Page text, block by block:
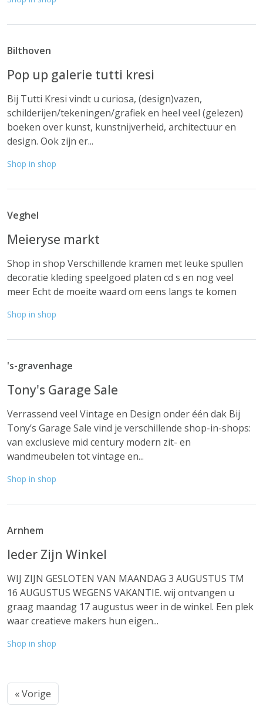
Bilthoven
Pop up galerie tutti kresi
Bij Tutti Kresi vindt u curiosa, (design)vazen,
schilderijen/tekeningen/grafiek en heel veel (gelezen)
boeken over kunst, kunstnijverheid, architectuur en
design. Ook zijn er...
Shop in shop
Veghel
Meieryse markt
Shop in shop Verschillende kramen met leuke spullen
decoratie kleding speelgoed platen cd s en nog veel
meer Echt de moeite waard om eens langs te komen
Shop in shop
's-gravenhage
Tony's Garage Sale
Verrassend veel Vintage en Design onder één dak Bij
Tony’s Garage Sale vind je verschillende shop-in-shops:
van exclusieve mid century modern zit- en
wandmeubelen tot vintage en...
Shop in shop
Arnhem
Ieder Zijn Winkel
WIJ ZIJN GESLOTEN VAN MAANDAG 3 AUGUSTUS TM
16 AUGUSTUS WEGENS VAKANTIE. wij ontvangen u
graag maandag 17 augustus weer in de winkel. Een plek
waar creatieve makers hun eigen...
Shop in shop
« Vorige